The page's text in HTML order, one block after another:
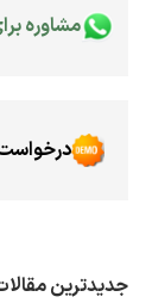
مشاوره
جدیدترین